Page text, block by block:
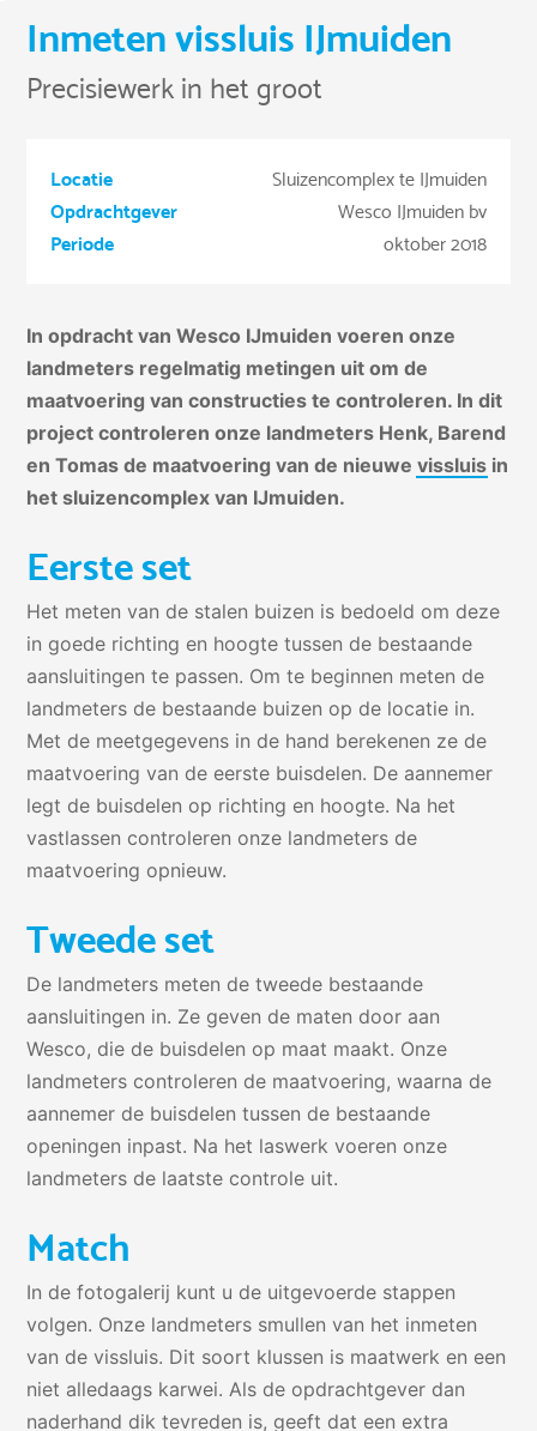
Inmeten vissluis IJmuiden
Precisiewerk in het groot
Locatie
Sluizencomplex te IJmuiden
Opdrachtgever
Wesco IJmuiden bv
Periode
oktober 2018
In opdracht van Wesco IJmuiden voeren onze
landmeters regelmatig metingen uit om de
maatvoering van constructies te controleren. In dit
project controleren onze landmeters Henk, Barend
en Tomas de maatvoering van de nieuwevissluis in
het sluizencomplex van IJmuiden.
Eerste set
Het meten van de stalen buizen is bedoeld om deze
in goede richting en hoogte tussen de bestaande
aansluitingen te passen. Om te beginnen meten de
landmeters de bestaande buizen op de locatie in.
Met de meetgegevens in de hand berekenen ze de
maatvoering van de eerste buisdelen. De aannemer
legt de buisdelen op richting en hoogte. Na het
vastlassen controleren onze landmeters de
maatvoering opnieuw.
Tweede set
De landmeters meten de tweede bestaande
aansluitingen in. Ze geven de maten door aan
Wesco, die de buisdelen op maat maakt. Onze
landmeters controleren de maatvoering, waarna de
aannemer de buisdelen tussen de bestaande
openingen inpast. Na het laswerk voeren onze
landmeters de laatste controle uit.
Match
In de fotogalerij kunt u de uitgevoerde stappen
volgen. Onze landmeters smullen van het inmeten
van de vissluis. Dit soort klussen is maatwerk en een
niet alledaags karwei. Als de opdrachtgever dan
naderhand dik tevreden is, geeft dat een extra